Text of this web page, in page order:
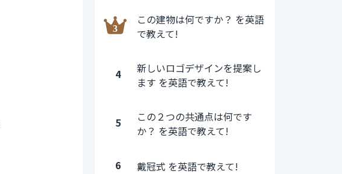
この建物は何ですか？ を英語
で教えて!
4
新しいロゴデザインを提案し
ます を英語で教えて!
5
この２つの共通点は何です
か？ を英語で教えて!
6 戴冠式 を英語で教えて!